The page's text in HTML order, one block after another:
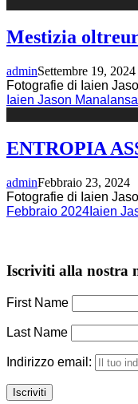
Mestizia
adminSettembre 19, 2024
Fotografie di Iaien
Iaien Jason
ENTROPIA
adminFebbraio 23, 2024
Fotografie di Iaien
Febbraio 2024 Iaien
Iscriviti alla nostra
First Name
Last Name
Indirizzo email: